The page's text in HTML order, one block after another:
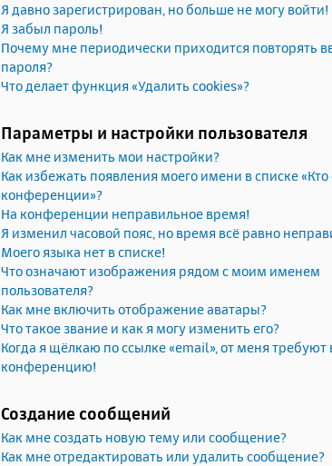
Я давно зарегистрирован, но больше не могу войти!
Я забыл пароль!
Почему мне периодически приходится повторять
пароля?
Что делает функция «Удалить cookies»?
Параметры и настройки пользователя
Как мне изменить мои настройки?
Как избежать появления моего имени в списке «Кто
конференции»?
На конференции неправильное время!
Я изменил часовой пояс, но время всё равно
Моего языка нет в списке!
Что означают изображения рядом с моим именем
пользователя?
Как мне включить отображение аватары?
Что такое звание и как я могу изменить его?
Когда я щёлкаю по ссылке «email», от меня требуют
конференцию!
Создание сообщений
Как мне создать новую тему или сообщение?
Как мне отредактировать или удалить сообщение?